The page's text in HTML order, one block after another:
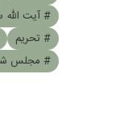
# آیت
# تحریم
# مجلس